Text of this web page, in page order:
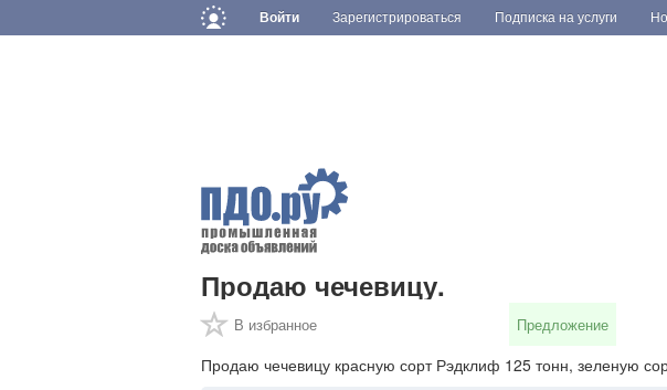
Войти Зарегистрироваться Подписка на услуги
Продаю чечевицу.
В избранное Предложение
Продаю чечевицу красную сорт Рэдклиф 125 тонн, зеленую